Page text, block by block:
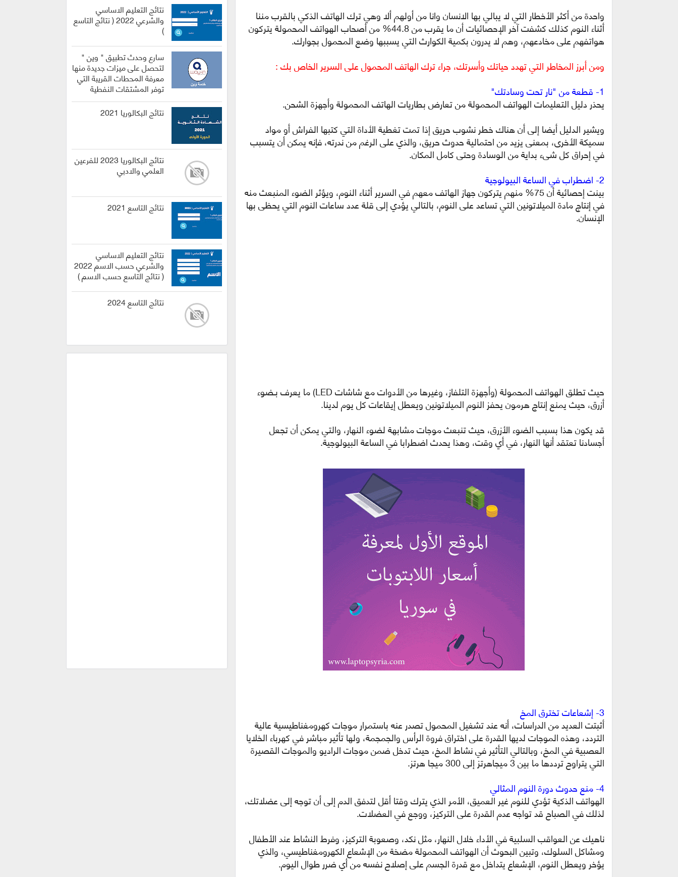
واحدة من أكثر الأخطار التي لا يبالي بها الانسان وانا من أولهم ألا وهي ترك الهاتف الذكي بالقرب مننا
أثناء النوم كذلك كشفت آخر الإحصائيات أن ما يقرب من 44.8% من أصحاب الهواتف المحمولة يتركون
هواتفهم على مخادعهم، وهم لا يدرون بكمية الكوارث التي يسببها وضع المحمول بجوارك.
ومن أبرز المخاطر التي تهدد حياتك وأسرتك، جراء ترك الهاتف المحمول على السرير الخاص بك :
1- قطعة من "نار تحت وسادتك"
يحذر دليل التعليمات الهواتف المحمولة من تعارض بطاريات الهاتف المحمولة وأجهزة الشحن.
ويشير الدليل أيضا إلى أن هناك خطر نشوب حريق إذا تمت تغطية الأداة التي كتبها الفراش أو مواد
سميكة الأخرى، بمعنى يزيد من احتمالية حدوث حريق، والذي على الرغم من ندرته، فإنه يمكن أن يتسبب
في إحراق كل شىء بداية من الوسادة وحتى كامل المكان.
2- اضطراب في الساعة البيولوجية
بينت إحصائية أن 75% منهم يتركون جهاز الهاتف معهم في السرير أثناء النوم، ويؤثر الضوء المنبعث منه
في إنتاج مادة الميلاتونين التي تساعد على النوم، بالتالي يؤدي إلى قلة عدد ساعات النوم التي يحظى بها
الإنسان.
حيث تطلق الهواتف المحمولة (وأجهزة التلفاز، وغيرها من الأدوات مع شاشات LED) ما يعرف بـضوء
أزرق، حيث يمنع إنتاج هرمون يحفز النوم الميلاتونين ويعطل إيقاعات كل يوم لدينا.
قد يكون هذا بسبب الضوء الأزرق، حيث تنبعث موجات مشابهة لضوء النهار، والتي يمكن أن تجعل
أجسادنا تعتقد أنها النهار، في أي وقت، وهذا يحدث اضطرابا في الساعة البيولوجية.
3- إشعاعات تخترق المخ
أثبتت العديد من الدراسات، أنه عند تشغيل المحمول تصدر عنه باستمرار موجات كهرومغناطيسية عالية
التردد، وهذه الموجات لديها القدرة على اختراق فروة الرأس والجمجمة، ولها تأثير مباشر في كهرباء الخلايا
العصبية في المخ، وبالتالي التأثير في نشاط المخ، حيث تدخل ضمن موجات الراديو والموجات القصيرة
التي يتراوح ترددها ما بين 3 ميجاهرتز إلى 300 ميجا هرتز.
4- منع حدوث دورة النوم المثالي
الهواتف الذكية تؤدي للنوم غير العميق، الأمر الذي يترك وقتا أقل لتدفق الدم إلى أن توجه إلى عضلاتك،
لذلك في الصباح قد تواجه عدم القدرة على التركيز، ووجع في العضلات.
ناهيك عن العواقب السلبية في الأداء خلال النهار، مثل نكد، وصعوبة التركيز، وفرط النشاط عند الأطفال
ومشاكل السلوك، وتبين البحوث أن الهواتف المحمولة مضخة من الإشعاع الكهرومغناطيسي، والذي
يؤخر ويعطل النوم، الإشعاع يتداخل مع قدرة الجسم على إصلاح نفسه من أي ضرر طوال اليوم.
نتائج التعليم الاساسي
والشرعي 2022 ( نتائج التاسع
)
سارع وحدث تطبيق " وين "
لتحصل على ميزات جديدة منها
معرفة المحطات القريبة التي
توفر المشتقات النفطية
نتائج البكالوريا 2021
نتائج البكالوريا 2023 للفرعين
العلمي والادبي
نتائج التاسع 2021
نتائج التعليم الاساسي
والشرعي حسب الاسم 2022
( نتائج التاسع حسب الاسم )
نتائج التاسع 2024